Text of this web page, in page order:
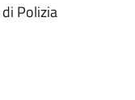
Polizia